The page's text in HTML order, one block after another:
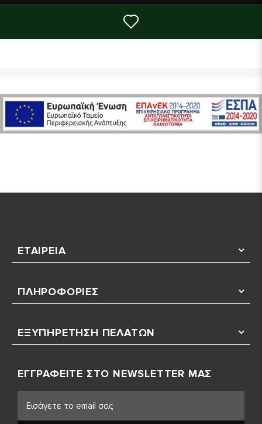
ΕΤΑΙΡΕΊΑ
ΠΛΗΡΟΦΟΡΊΕΣ
ΕΞΥΠΗΡΈΤΗΣΗ ΠΕΛΑΤΏΝ
ΕΓΓΡΑΦΕΊΤΕ ΣΤΟ NEWSLETTER ΜΑΣ